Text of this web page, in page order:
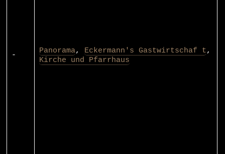
- Panorama, Eckermann's Gastwirtschaf t,
Kirche und Pfarrhaus